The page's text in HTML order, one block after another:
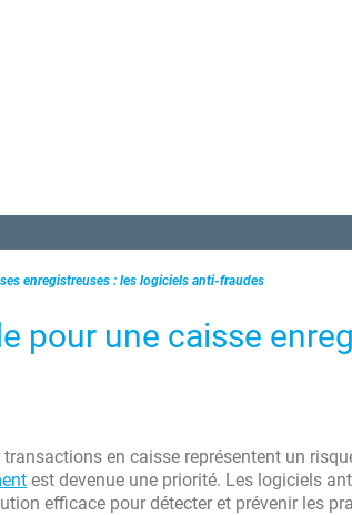
enregistreuses : les logiciels anti-fraudes
pour une caisse
en caisse représentent un
est devenue une priorité. Les logiciels
efficace pour détecter et prévenir les